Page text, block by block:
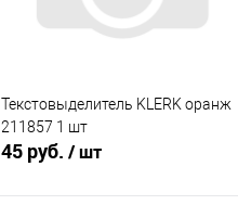
Текстовыделитель KLERK оранж
211857 1 шт
45 руб. / шт